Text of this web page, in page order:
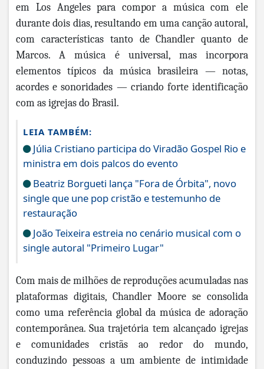
em Los Angeles para compor a música com ele
durante dois dias, resultando em uma canção autoral,
com características tanto de Chandler quanto de
Marcos. A música é universal, mas incorpora
elementos típicos da música brasileira — notas,
acordes e sonoridades — criando forte identificação
com as igrejas do Brasil.
LEIA TAMBÉM:
Júlia Cristiano participa do Viradão Gospel Rio e
ministra em dois palcos do evento
Beatriz Borgueti lança "Fora de Órbita", novo
single que une pop cristão e testemunho de
restauração
João Teixeira estreia no cenário musical com o
single autoral "Primeiro Lugar"
Com mais de milhões de reproduções acumuladas nas
plataformas digitais, Chandler Moore se consolida
como uma referência global da música de adoração
contemporânea. Sua trajetória tem alcançado igrejas
e comunidades cristãs ao redor do mundo,
conduzindo pessoas a um ambiente de intimidade